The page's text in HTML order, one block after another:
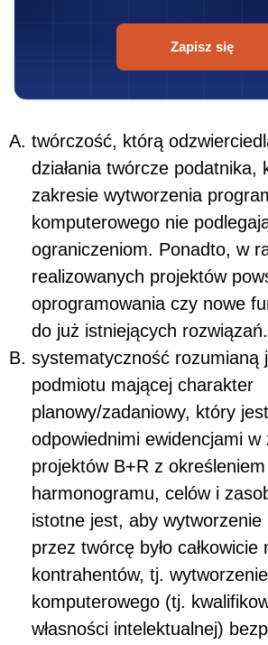
Zapisz się
twórczość, którą
działania twórcze podatnika,
zakresie wytworzenia
komputerowego nie
ograniczeniom. Ponadto, w
realizowanych projektów
oprogramowania czy nowe
do już istniejących rozwiązań.
systematyczność rozumianą
podmiotu mającej charakter
planowy/zadaniowy, który
odpowiednimi ewidencjami w
projektów B+R z
harmonogramu, celów i
istotne jest, aby wytworzenie
przez twórcę było całkowicie
kontrahentów, tj.
komputerowego (tj.
własności intelektualnej)